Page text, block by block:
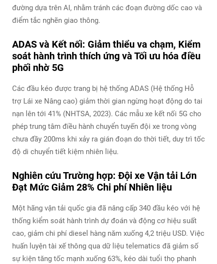
đường dựa trên AI, nhằm tránh các đoạn đường dốc cao và
điểm tắc nghẽn giao thông.
ADAS và Kết nối: Giảm thiểu va chạm, Kiểm
soát hành trình thích ứng và Tối ưu hóa điều
phối nhờ 5G
Các đầu kéo được trang bị hệ thống ADAS (Hệ thống Hỗ
trợ Lái xe Nâng cao) giảm thời gian ngừng hoạt động do tai
nạn lên tới 41% (NHTSA, 2023). Các mẫu xe kết nối 5G cho
phép trung tâm điều hành chuyển tuyến đội xe trong vòng
chưa đầy 200ms khi xảy ra gián đoạn do thời tiết, duy trì tốc
độ di chuyển tiết kiệm nhiên liệu.
Nghiên cứu Trường hợp: Đội xe Vận tải Lớn
Đạt Mức Giảm 28% Chi phí Nhiên liệu
Một hãng vận tải quốc gia đã nâng cấp 340 đầu kéo với hệ
thống kiểm soát hành trình dự đoán và động cơ hiệu suất
cao, giảm chi phí diesel hàng năm xuống 4,2 triệu USD. Việc
huấn luyện tài xế thông qua dữ liệu telematics đã giảm số
sự kiện tăng tốc mạnh xuống 63%, kéo dài tuổi thọ phanh